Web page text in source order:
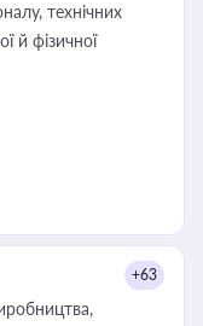
технічних
й фізичної
+63